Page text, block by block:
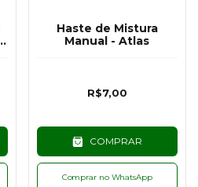
Haste de Mistura
Manual - Atlas
R$7,00
COMPRAR
Comprar no WhatsApp